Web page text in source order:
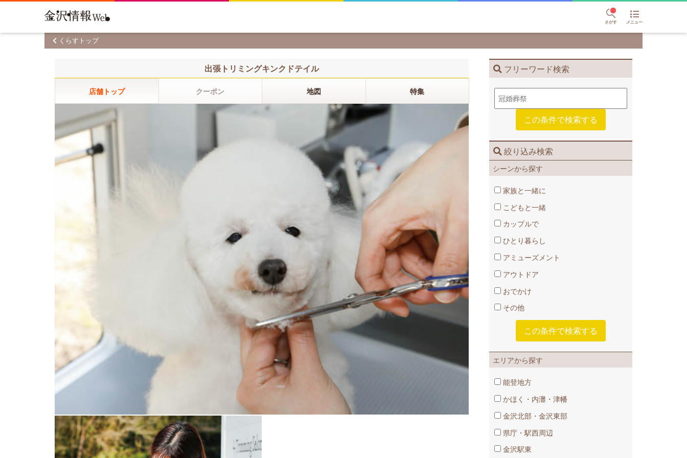
さがす メニュー
くらすトップ
フリーワード検索
絞り込み検索
シーンから探す
家族と一緒に
こどもと一緒
カップルで
ひとり暮らし
アミューズメント
アウトドア
おでかけ
その他
エリアから探す
能登地方
かほく・内灘・津幡
金沢北部・金沢東部
県庁・駅西周辺
金沢駅東
出張トリミングキンクドテイル
店舗トップ クーポン 地図 特集